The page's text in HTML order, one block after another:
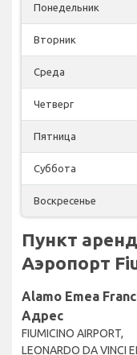
Понедельник
Вторник
Среда
Четверг
Пятница
Суббота
Воскресенье
Пункт
Аэропорт
Alamo Emea
Адрес
FIUMICINO AIRPORT,
LEONARDO DA VINCI